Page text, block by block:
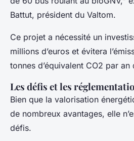
Battut, président du Valtom.
Ce projet a nécessité un
millions d’euros et évitera
tonnes d’équivalent CO2 par an
Les défis et les
Bien que la valorisation
de nombreux avantages, elle
défis.